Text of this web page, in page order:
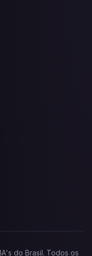
do Brasil. Todos os